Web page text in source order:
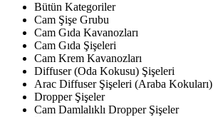
Bütün Kategoriler
Cam Şişe Grubu
Cam Gıda Kavanozları
Cam Gıda Şişeleri
Cam Krem Kavanozları
Diffuser (Oda Kokusu) Şişeleri
Arac Diffuser Şişeleri (Araba Kokuları)
Dropper Şişeler
Cam Damlalıklı Dropper Şişeler